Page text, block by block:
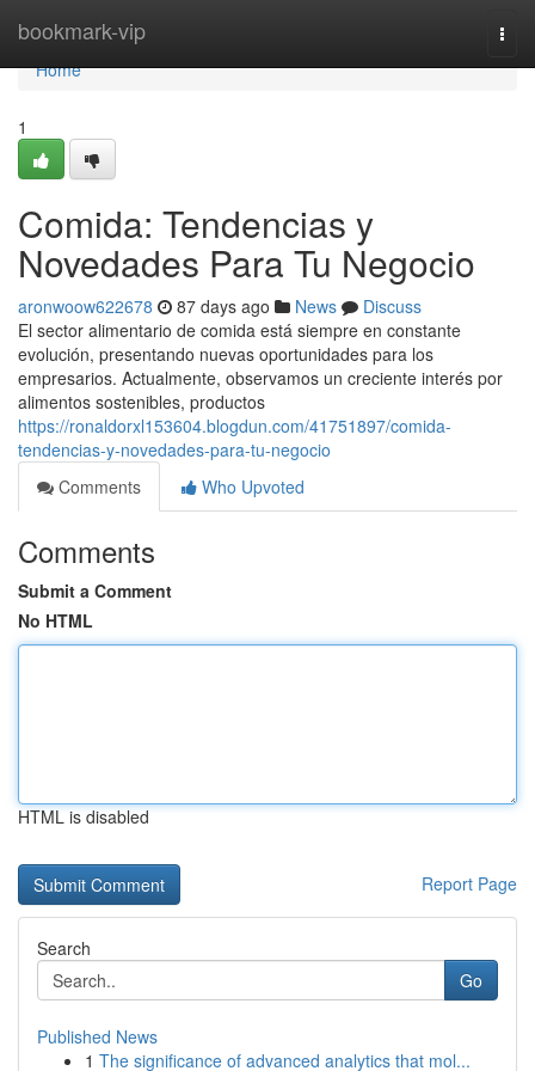
bookmark-vip
Home
Home
1
Comida: Tendencias y
Novedades Para Tu Negocio
aronwoow622678 87 days ago News
Discuss
El sector alimentario de comida está siempre en constante
evolución, presentando nuevas oportunidades para los
empresarios. Actualmente, observamos un creciente interés por
alimentos sostenibles, productos
https://ronaldorxl153604.blogdun.com/41751897/comida-
tendencias-y-novedades-para-tu-negocio
Comments
Who Upvoted
Comments
Submit a Comment
No HTML
HTML is disabled
Report Page
Search
Go
Published News
1 The significance of advanced analytics that mol...